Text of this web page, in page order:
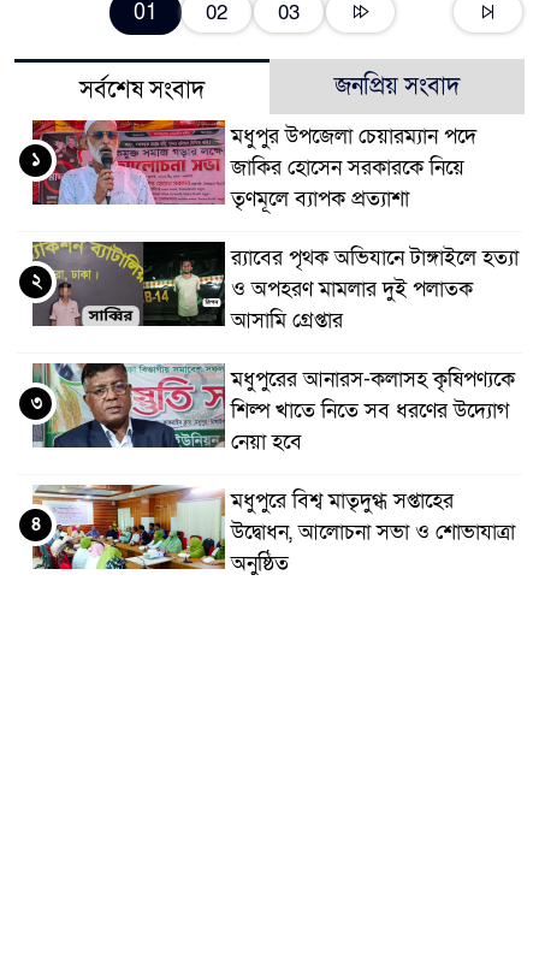
01 02 03
সর্বশেষ সংবাদ জনপ্রিয় সংবাদ
মধুপুর উপজেলা চেয়ারম্যান পদে
জাকির হোসেন সরকারকে নিয়ে
তৃণমূলে ব্যাপক প্রত্যাশা
১
র‌্যাবের পৃথক অভিযানে টাঙ্গাইলে হত্যা
ও অপহরণ মামলার দুই পলাতক
আসামি গ্রেপ্তার
২
মধুপুরের আনারস-কলাসহ কৃষিপণ্যকে
শিল্প খাতে নিতে সব ধরণের উদ্যোগ
নেয়া হবে
৩
মধুপুরে বিশ্ব মাতৃদুগ্ধ সপ্তাহের
উদ্বোধন, আলোচনা সভা ও শোভাযাত্রা
অনুষ্ঠিত
৪